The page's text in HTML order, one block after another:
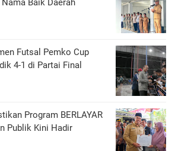
Baik Daerah
Futsal Pemko Cup
4-1 di Partai Final
Program BERLAYAR
Publik Kini Hadir